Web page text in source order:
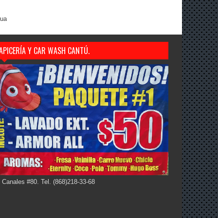
Y CAR WASH CANTÚ.
Canales #80. Tel. (868)218-33-68